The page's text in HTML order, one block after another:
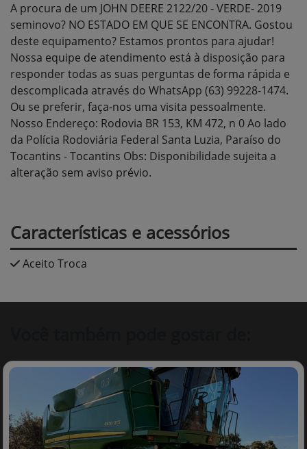
A procura de um JOHN DEERE 2122/20 - VERDE- 2019
seminovo? NO ESTADO EM QUE SE ENCONTRA. Gostou
deste equipamento? Estamos prontos para ajudar!
Nossa equipe de atendimento está à disposição para
responder todas as suas perguntas de forma rápida e
descomplicada através do WhatsApp (63) 99228-1474.
Ou se preferir, faça-nos uma visita pessoalmente.
Nosso Endereço: Rodovia BR 153, KM 472, n 0 Ao lado
da Polícia Rodoviária Federal Santa Luzia, Paraíso do
Tocantins - Tocantins Obs: Disponibilidade sujeita a
alteração sem aviso prévio.
Características e acessórios
Aceito Troca